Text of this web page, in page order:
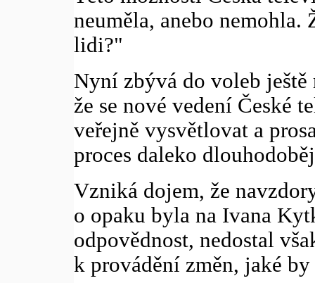
neuměla, anebo
lidi?"
Nyní zbývá do voleb
že se nové vedení České
veřejně vysvětlovat a
proces daleko
Vzniká dojem, že
o opaku byla na Ivana
odpovědnost, nedostal
k provádění změn, jaké